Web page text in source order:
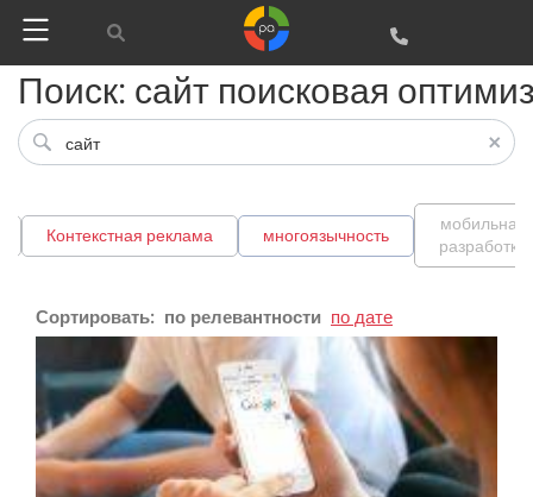
Поиск: сайт поисковая
Контекстная реклама многоязычность
мобильная
разработка
Сортировать: по релевантности по дате
Google
Яндекс
Вконтакте
SEO